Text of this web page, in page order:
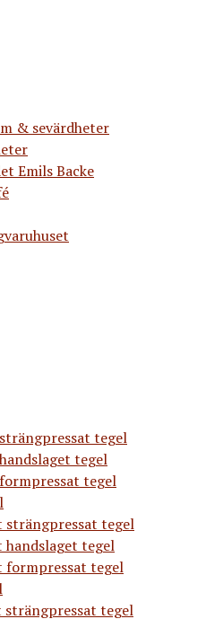
& sevärdheter
Emils Backe
tegel
tegel
tegel
strängpressat tegel
handslaget tegel
formpressat tegel
tegel